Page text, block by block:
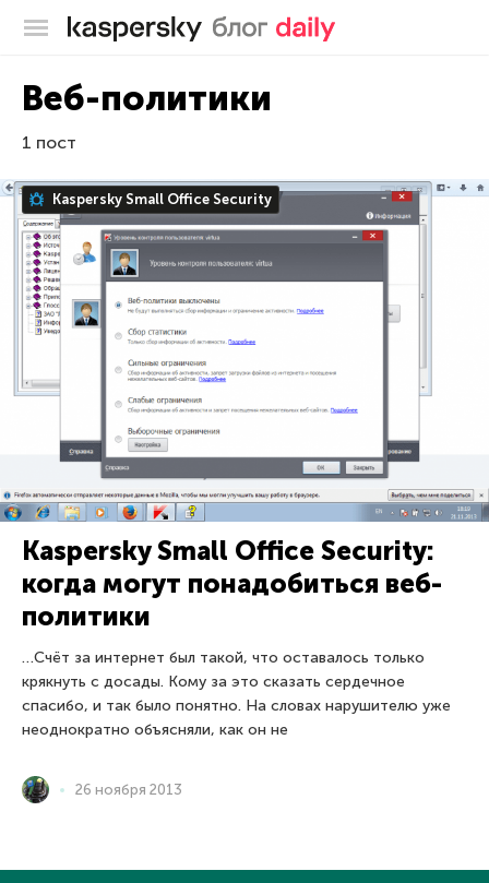
Блог Касперского
Веб-политики
1 пост
Kaspersky Small Office Security
Kaspersky Small Office Security:
когда могут понадобиться веб-
политики
…Счёт за интернет был такой, что оставалось только
крякнуть с досады. Кому за это сказать сердечное
спасибо, и так было понятно. На словах нарушителю уже
неоднократно объясняли, как он не
26 ноября 2013